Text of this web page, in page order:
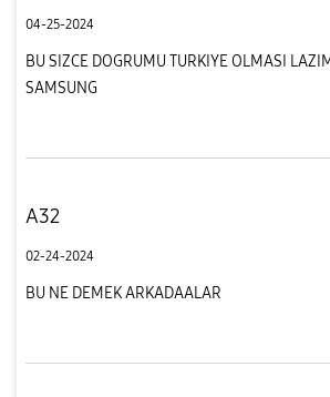
04-25-2024
BU SIZCE DOGRUMU TURKIYE OLMASI
SAMSUNG
A32
02-24-2024
BU NE DEMEK ARKADAALAR